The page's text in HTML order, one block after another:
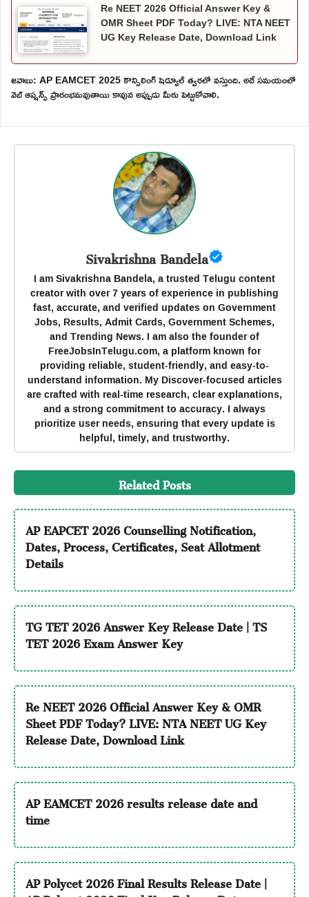
Re NEET 2026 Official Answer Key &
OMR Sheet PDF Today? LIVE: NTA NEET
UG Key Release Date, Download Link
జవాబు: AP EAMCET 2025 కౌన్సిలింగ్ షెడ్యూల్ త్వరలో వస్తుంది. అదే సమయంలో
వెబ్ ఆప్షన్స్ ప్రారంభమవుతాయి కావున అప్పుడు మీరు పెట్టుకోవాలి.
Sivakrishna Bandela
I am Sivakrishna Bandela, a trusted Telugu content
creator with over 7 years of experience in publishing
fast, accurate, and verified updates on Government
Jobs, Results, Admit Cards, Government Schemes,
and Trending News. I am also the founder of
FreeJobsInTelugu.com, a platform known for
providing reliable, student-friendly, and easy-to-
understand information. My Discover-focused articles
are crafted with real-time research, clear explanations,
and a strong commitment to accuracy. I always
prioritize user needs, ensuring that every update is
helpful, timely, and trustworthy.
Related Posts
AP EAPCET 2026 Counselling Notification,
Dates, Process, Certificates, Seat Allotment
Details
TG TET 2026 Answer Key Release Date | TS
TET 2026 Exam Answer Key
Re NEET 2026 Official Answer Key & OMR
Sheet PDF Today? LIVE: NTA NEET UG Key
Release Date, Download Link
AP EAMCET 2026 results release date and
time
AP Polycet 2026 Final Results Release Date |